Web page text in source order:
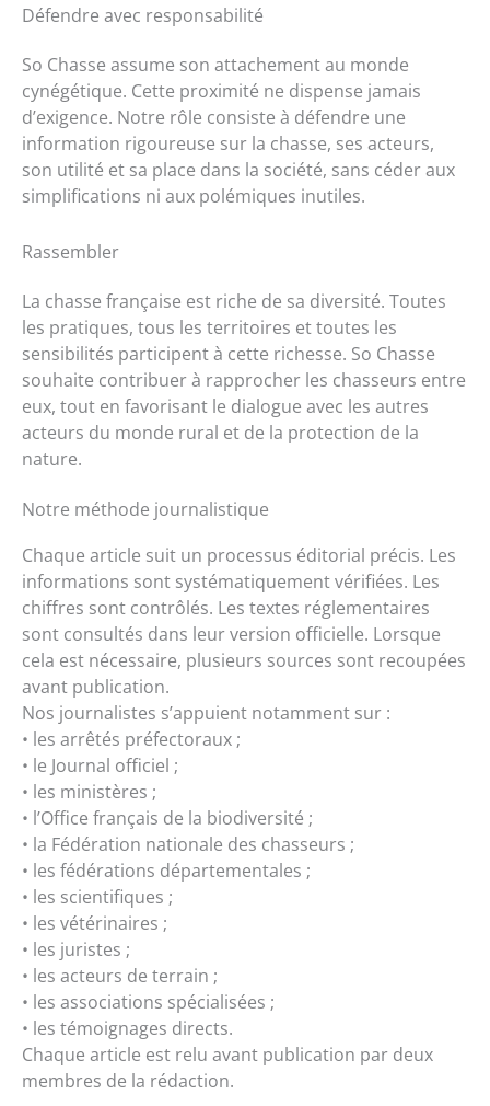
Défendre avec responsabilité
So Chasse assume son attachement au monde
cynégétique. Cette proximité ne dispense jamais
d’exigence. Notre rôle consiste à défendre une
information rigoureuse sur la chasse, ses acteurs,
son utilité et sa place dans la société, sans céder aux
simplifications ni aux polémiques inutiles.
Rassembler
La chasse française est riche de sa diversité. Toutes
les pratiques, tous les territoires et toutes les
sensibilités participent à cette richesse. So Chasse
souhaite contribuer à rapprocher les chasseurs entre
eux, tout en favorisant le dialogue avec les autres
acteurs du monde rural et de la protection de la
nature.
Notre méthode journalistique
Chaque article suit un processus éditorial précis. Les
informations sont systématiquement vérifiées. Les
chiffres sont contrôlés. Les textes réglementaires
sont consultés dans leur version officielle. Lorsque
cela est nécessaire, plusieurs sources sont recoupées
avant publication.
Nos journalistes s’appuient notamment sur :
• les arrêtés préfectoraux ;
• le Journal officiel ;
• les ministères ;
• l’Office français de la biodiversité ;
• la Fédération nationale des chasseurs ;
• les fédérations départementales ;
• les scientifiques ;
• les vétérinaires ;
• les juristes ;
• les acteurs de terrain ;
• les associations spécialisées ;
• les témoignages directs.
Chaque article est relu avant publication par deux
membres de la rédaction.